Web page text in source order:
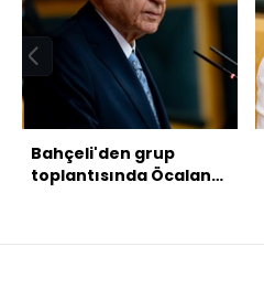
Bahçeli'den grup
toplantısında Öcalan